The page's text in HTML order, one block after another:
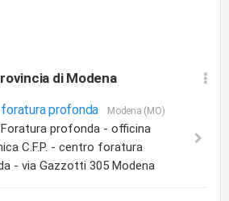
di Modena
profonda Modena (MO)
profonda - officina
C.F.P. - centro foratura
- via Gazzotti 305 Modena